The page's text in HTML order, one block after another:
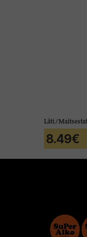
Läti /
8.49€